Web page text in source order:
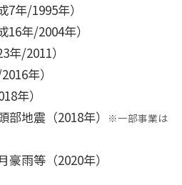
7年/1995年）
16年/2004年）
年/2011）
年）
年）
部地震（2018年）
※一部事業は
豪雨等（2020年）